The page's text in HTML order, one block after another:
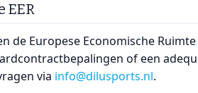
EER
de Europese Economische
of een
via info@dilusports.nl.